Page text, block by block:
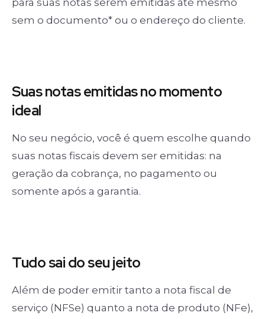
para suas notas serem emitidas até mesmo
sem o documento* ou o endereço do cliente.
Suas notasemitidas no momento
ideal
No seu negócio, você é quem escolhe quando
suas notas fiscais devem ser emitidas: na
geração da cobrança, no pagamento ou
somente após a garantia.
Tudo saido seu jeito
Além de poder emitir tanto a nota fiscal de
serviço (NFSe) quanto a nota de produto (NFe),